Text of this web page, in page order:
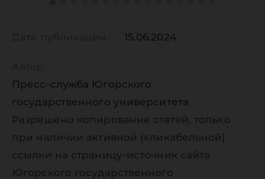
15.06.2024
Пресс-служба Югорского
государственного университета
Разрешено копирование статей, только
при наличии активной (кликабельной)
ссылки на страницу-источник сайта
Югорского государственного